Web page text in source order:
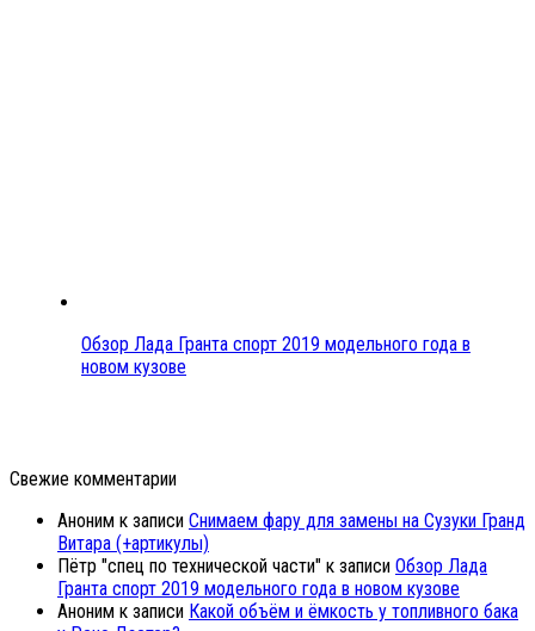
Обзор Лада Гранта спорт 2019 модельного года в
новом кузове
Свежие комментарии
Аноним к записи Снимаем фару для замены на Сузуки Гранд
Витара (+артикулы)
Пётр "спец по технической части" к записи Обзор Лада
Гранта спорт 2019 модельного года в новом кузове
Аноним к записи Какой объём и ёмкость у топливного бака